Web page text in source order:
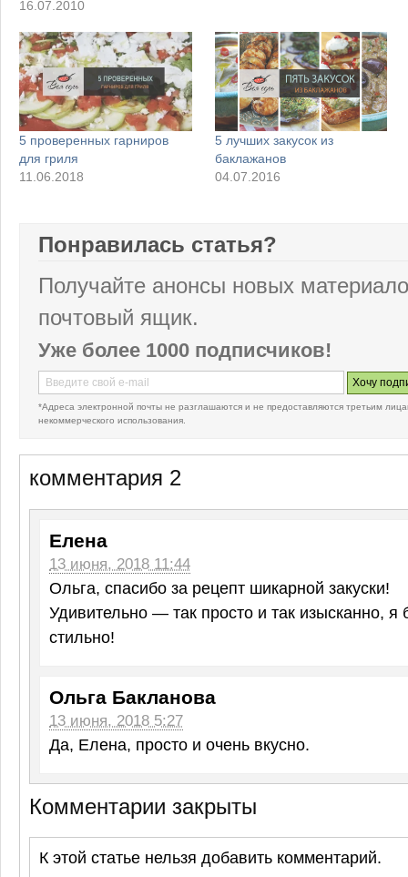
16.07.2010
5 проверенных гарниров
для гриля
11.06.2018
5 лучших закусок из
баклажанов
04.07.2016
Понравилась статья?
Получайте анонсы новых
почтовый ящик.
Уже более 1000 подписчиков!
*Адреса электронной почты не разглашаются и не предоставляются третьим
некоммерческого использования.
комментария 2
Елена
13 июня, 2018 11:44
Ольга, спасибо за рецепт шикарной закуски!
Удивительно — так просто и так изысканно, я
стильно!
Ольга Бакланова
13 июня, 2018 5:27
Да, Елена, просто и очень вкусно.
Комментарии закрыты
К этой статье нельзя добавить комментарий.